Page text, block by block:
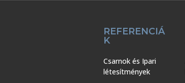
REFERENCIÁ
K
Csarnok és Ipari
létesítmények